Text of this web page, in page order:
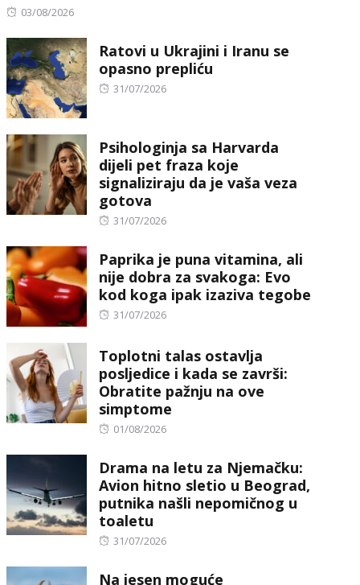
Posted
03/08/2026
Ratovi u Ukrajini i Iranu se
opasno prepliću
Posted
31/07/2026
Psihologinja sa Harvarda
dijeli pet fraza koje
signaliziraju da je vaša veza
gotova
Posted
31/07/2026
Paprika je puna vitamina, ali
nije dobra za svakoga: Evo
kod koga ipak izaziva tegobe
Posted
31/07/2026
Toplotni talas ostavlja
posljedice i kada se završi:
Obratite pažnju na ove
simptome
Posted
01/08/2026
Drama na letu za Njemačku:
Avion hitno sletio u Beograd,
putnika našli nepomičnog u
toaletu
Posted
31/07/2026
Na jesen moguće